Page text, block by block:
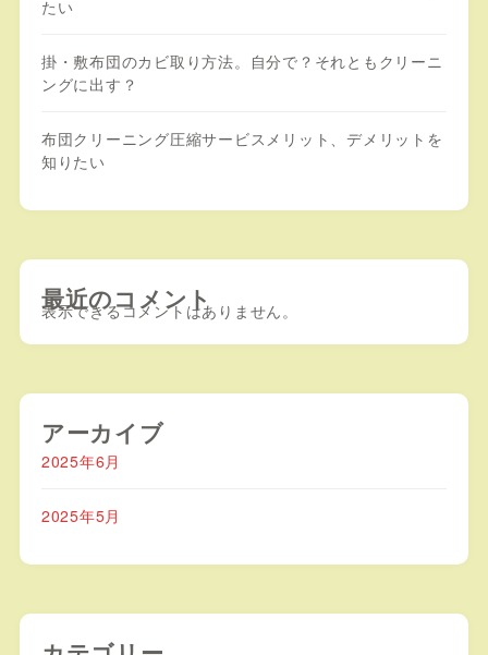
たい
掛・敷布団のカビ取り方法。自分で？それともクリーニ
ングに出す？
布団クリーニング圧縮サービスメリット、デメリットを
知りたい
最近のコメント
表示できるコメントはありません。
アーカイブ
2025年6月
2025年5月